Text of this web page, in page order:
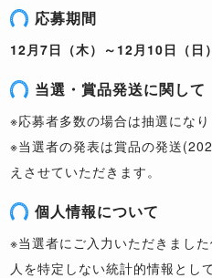
応募期間
12月7日（木）～12月10日（日
当選・賞品発送に関して
※応募者多数の場合は抽選になり
※当選者の発表は賞品の発送
えさせていただきます。
個人情報について
※当選者にご入力いただきまし
人を特定しない統計的情報とし